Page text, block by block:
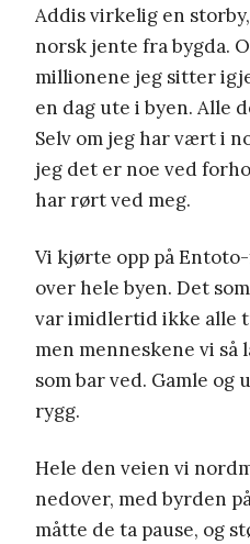
Addis virkelig en
norsk jente fra bygda.
millionene jeg sitter
en dag ute i byen. Alle
Selv om jeg har vært i
jeg det er noe ved
har rørt ved meg.
Vi kjørte opp på
over hele byen. Det
var imidlertid ikke alle
men menneskene vi så
som bar ved. Gamle
rygg.
Hele den veien vi
nedover, med byrden
måtte de ta pause, og